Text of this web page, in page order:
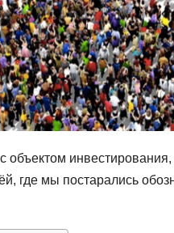
объектом
где мы постарались